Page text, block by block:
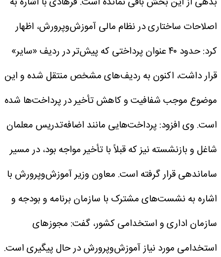
اصلاحات ساختاری در نظام مالی آموزش‌وپرورش، اظهار
کرد: حدود ۴۰ عنوان پرداختی که پیش‌تر در ردیف «سایر»
قرار داشت، اکنون به ردیف‌های مشخص منتقل شده و این
موضوع موجب شفافیت و کاهش تأخیر در پرداخت‌ها شده
است. وی افزود: پرداخت‌هایی مانند اضافه‌تدریس معلمان
شاغل و بازنشسته نیز که قبلاً با تأخیر مواجه بود، در مسیر
ساماندهی قرار گرفته است. معاون وزیر آموزش‌وپرورش با
اشاره به نشست‌های مشترک با سازمان برنامه و بودجه و
سازمان اداری و استخدامی کشور، گفت: مجوزهای
استخدامی مورد نیاز آموزش‌وپرورش در حال پیگیری است.